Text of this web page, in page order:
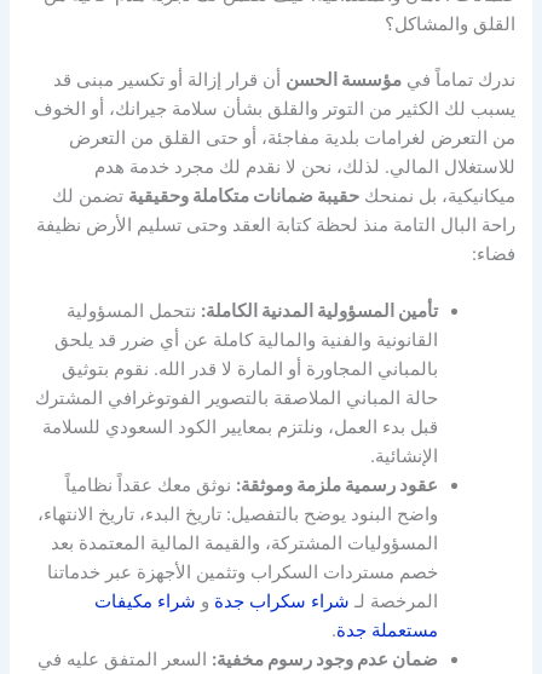
القلق والمشاكل؟
ندرك تماماً فيمؤسسة الحسن أن قرار إزالة أو تكسير مبنى قد
يسبب لك الكثير من التوتر والقلق بشأن سلامة جيرانك، أو الخوف
من التعرض لغرامات بلدية مفاجئة، أو حتى القلق من التعرض
للاستغلال المالي. لذلك، نحن لا نقدم لك مجرد خدمة هدم
ميكانيكية، بل نمنحكحقيبة ضمانات متكاملة وحقيقية تضمن لك
راحة البال التامة منذ لحظة كتابة العقد وحتى تسليم الأرض نظيفة
فضاء:
تأمين المسؤولية المدنية الكاملة: نتحمل المسؤولية
القانونية والفنية والمالية كاملة عن أي ضرر قد يلحق
بالمباني المجاورة أو المارة لا قدر الله. نقوم بتوثيق
حالة المباني الملاصقة بالتصوير الفوتوغرافي المشترك
قبل بدء العمل، ونلتزم بمعايير الكود السعودي للسلامة
الإنشائية.
عقود رسمية ملزمة وموثقة: نوثق معك عقداً نظامياً
واضح البنود يوضح بالتفصيل: تاريخ البدء، تاريخ الانتهاء،
المسؤوليات المشتركة، والقيمة المالية المعتمدة بعد
خصم مستردات السكراب وتثمين الأجهزة عبر خدماتنا
المرخصة لـ شراء سكراب جدة و شراء مكيفات
مستعملة جدة.
ضمان عدم وجود رسوم مخفية: السعر المتفق عليه في